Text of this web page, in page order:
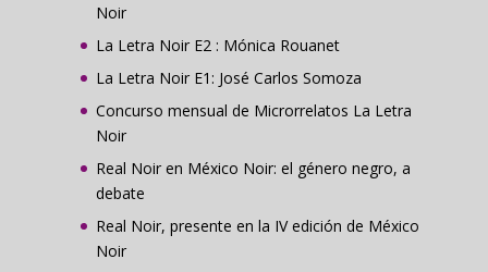
Noir
La Letra Noir E2 : Mónica Rouanet
La Letra Noir E1: José Carlos Somoza
Concurso mensual de Microrrelatos La Letra
Noir
Real Noir en México Noir: el género negro, a
debate
Real Noir, presente en la IV edición de México
Noir